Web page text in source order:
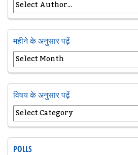
महीने के अनुसार पढ़ें
विषय के अनुसार पढ़ें
POLLS